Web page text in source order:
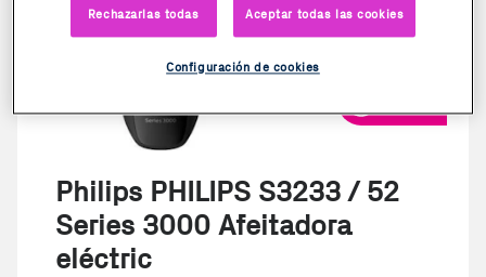
Philips PHILIPS S3233 / 52
Series 3000 Afeitadora
eléctric
Rechazarlas todas Aceptar todas las cookies
Configuración de cookies